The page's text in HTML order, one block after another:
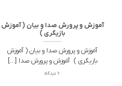
آموزش و پرورش صدا و بیان ( آموزش
بازیگری )
آموزش و پرورش صدا و بیان ( آموزش
بازیگری ) آموزش و پرورش صدا [...]
6 دیدگاه